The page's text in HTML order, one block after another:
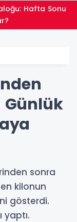
Günlük
sonra
kilonun
gösterdi.
yaptı.